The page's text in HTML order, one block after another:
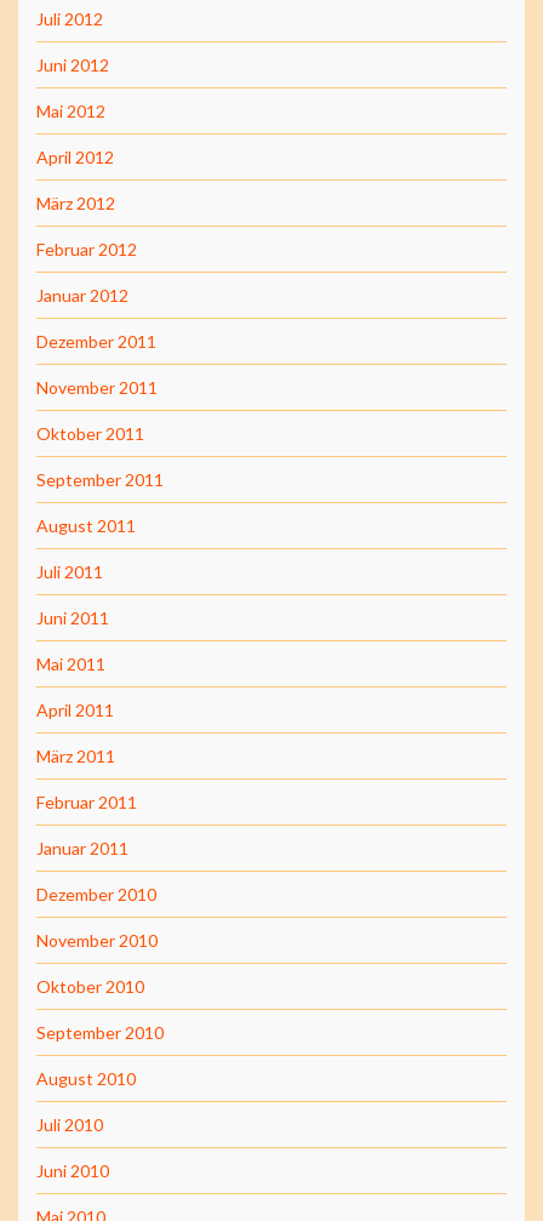
Juli 2012
Juni 2012
Mai 2012
April 2012
März 2012
Februar 2012
Januar 2012
Dezember 2011
November 2011
Oktober 2011
September 2011
August 2011
Juli 2011
Juni 2011
Mai 2011
April 2011
März 2011
Februar 2011
Januar 2011
Dezember 2010
November 2010
Oktober 2010
September 2010
August 2010
Juli 2010
Juni 2010
Mai 2010